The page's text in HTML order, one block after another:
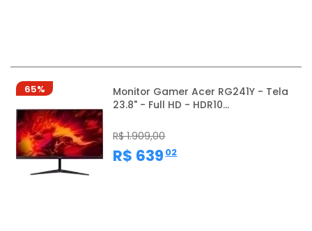
65%
Monitor Gamer Acer RG241Y - Tela
23.8" - Full HD - HDR10...
R$ 1.909,00
R$ 639 ,02